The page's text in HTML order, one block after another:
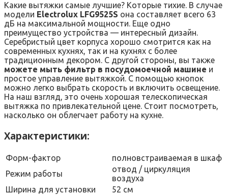
Какие вытяжки самые лучшие? Которые тихие. В случае
модели Electrolux LFG9525S она составляет всего 63
дБ на максимальной мощности. Еще одно
преимущество устройства — интересный дизайн.
Серебристый цвет корпуса хорошо смотрится как на
современных кухнях, так и на кухнях с более
традиционным декором. С другой стороны, вы также
можете мыть фильтр в посудомоечной машине и
простое управление вытяжкой. С помощью кнопок
можно легко выбрать скорость и включить освещение.
На наш взгляд, это очень хорошая телескопическая
вытяжка по привлекательной цене. Стоит посмотреть,
насколько он облегчает работу на кухне.
Характеристики:
Форм-фактор
полновстраиваемая в шкаф
Режим работы
отвод / циркуляция
воздуха
Ширина для установки
52 см